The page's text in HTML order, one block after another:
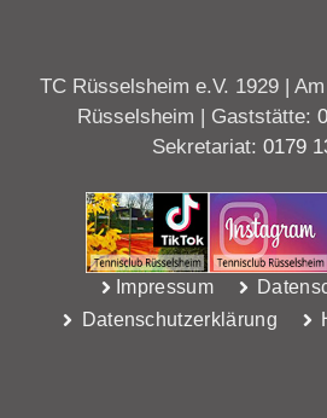
TC Rüsselsheim e.V. 1929 |
Rüsselsheim | Gaststätte:
Sekretariat: 0179
Impressum
Datenschutzerklärung